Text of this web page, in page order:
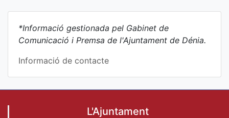
*Informació gestionada pel Gabinet de
Comunicació i Premsa de l'Ajuntament de Dénia.
Informació de contacte
L'Ajuntament